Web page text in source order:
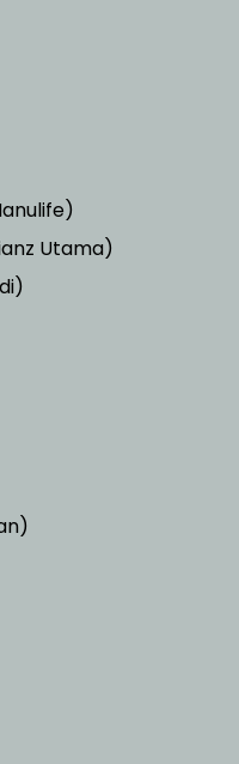
Utama)